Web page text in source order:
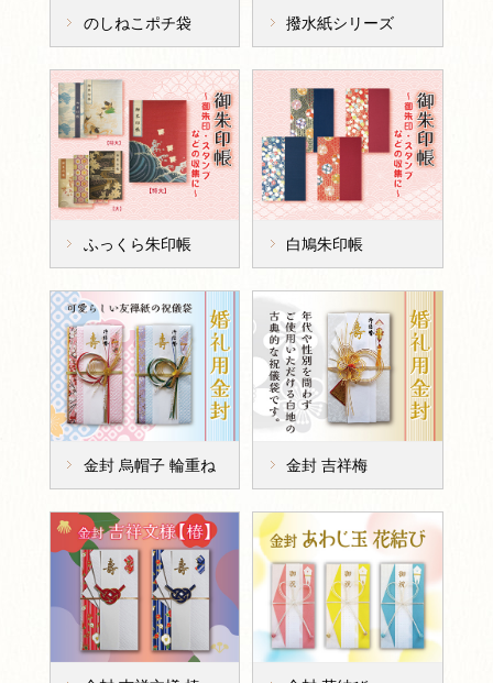
のしねこポチ袋 撥水紙シリーズ
ふっくら朱印帳 白鳩朱印帳
金封 烏帽子 輪重ね 金封 吉祥梅